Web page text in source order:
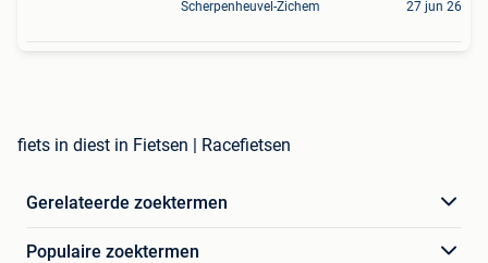
Scherpenheuvel-Zichem 27 jun 26
fiets in diest in Fietsen | Racefietsen
Gerelateerde zoektermen
Populaire zoektermen